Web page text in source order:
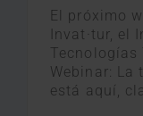
El próximo
Invat·tur, el
Webinar:
está aquí,